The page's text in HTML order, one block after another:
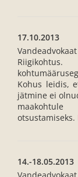
17.10.2013
Kohus leidis,
jätmine ei
otsustamiseks.
14.-18.05.2013